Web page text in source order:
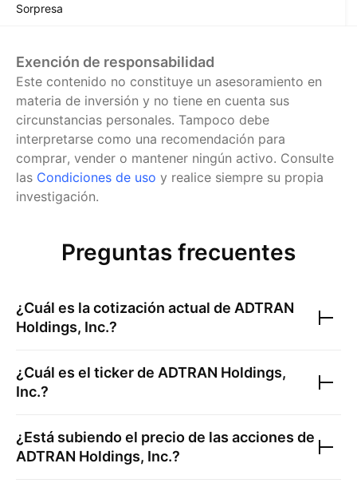
Sorpresa
Exención de responsabilidad
Este contenido no constituye un asesoramiento en
materia de inversión y no tiene en cuenta sus
circunstancias personales. Tampoco debe
interpretarse como una recomendación para
comprar, vender o mantener ningún activo. Consulte
las Condiciones de uso y realice siempre su propia
investigación.
Preguntas frecuentes
¿Cuál es la cotización actual de ADTRAN
Holdings, Inc.?
¿Cuál es el ticker de ADTRAN Holdings,
Inc.?
¿Está subiendo el precio de las acciones de
ADTRAN Holdings, Inc.?